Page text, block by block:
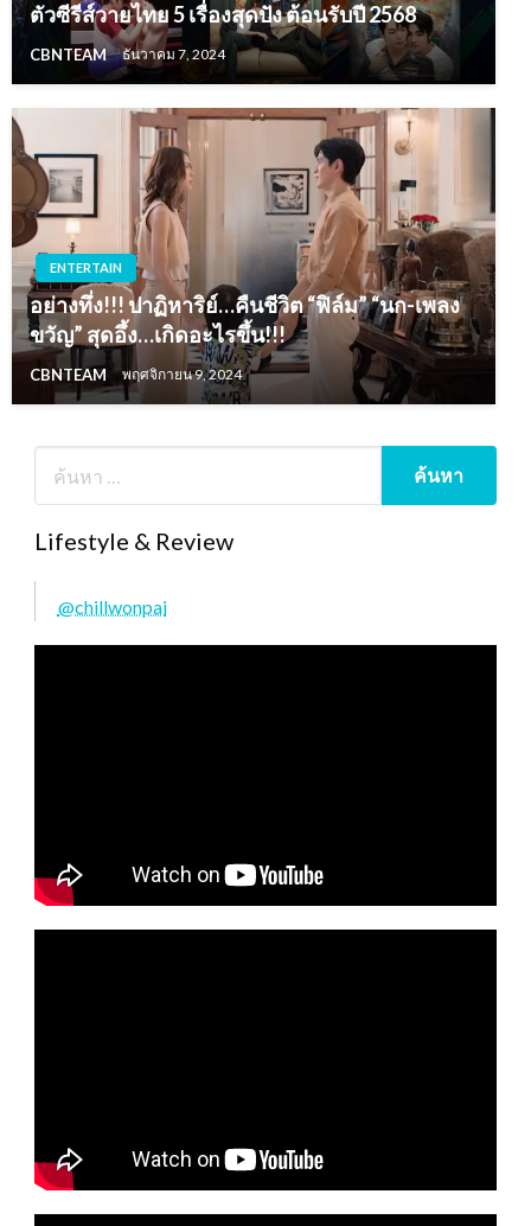
ตัวซีรีส์วายไทย 5 เรื่องสุดปัง ต้อนรับปี 2568
CBNTEAM ธันวาคม 7, 2024
ENTERTAIN
อย่างทึ่ง!!! ปาฏิหาริย์…คืนชีวิต “ฟิล์ม” “นก-เพลง
ขวัญ” สุดอึ้ง…เกิดอะไรขึ้น!!!
CBNTEAM พฤศจิกายน 9, 2024
Lifestyle & Review
@chillwonpai